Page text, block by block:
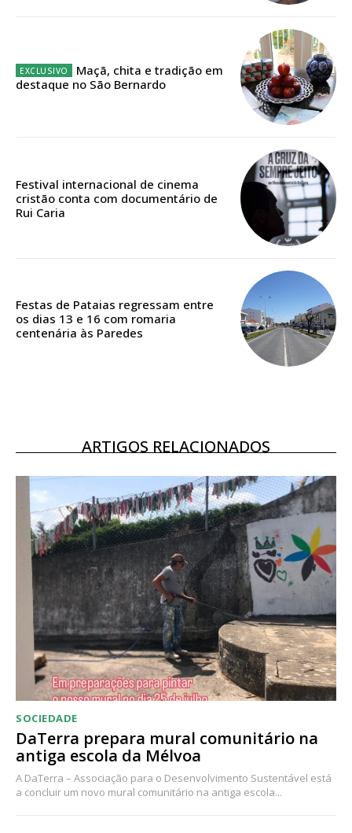
Edição em papel entregue à Quinta-feira em sua
ASSINATURA
DIGITAL ANUAL
Acesso aos conteúdos Exclusivos para
assinantes
Ofertas para assinatura anual
Escolha o plano
Maçã, chita e tradição em
destaque no São Bernardo
Festival internacional de cinema
cristão conta com documentário de
Rui Caria
Festas de Pataias regressam entre
os dias 13 e 16 com romaria
centenária às Paredes
ARTIGOS RELACIONADOS
SOCIEDADE
DaTerra prepara mural comunitário na
antiga escola da Mélvoa
A DaTerra – Associação para o Desenvolvimento Sustentável está
a concluir um novo mural comunitário na antiga escola...